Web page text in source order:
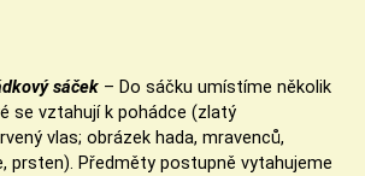
sáček – Do sáčku umístíme několik
se vztahují k pohádce (zlatý
vlas; obrázek hada, mravenců,
prsten). Předměty postupně vytahujeme